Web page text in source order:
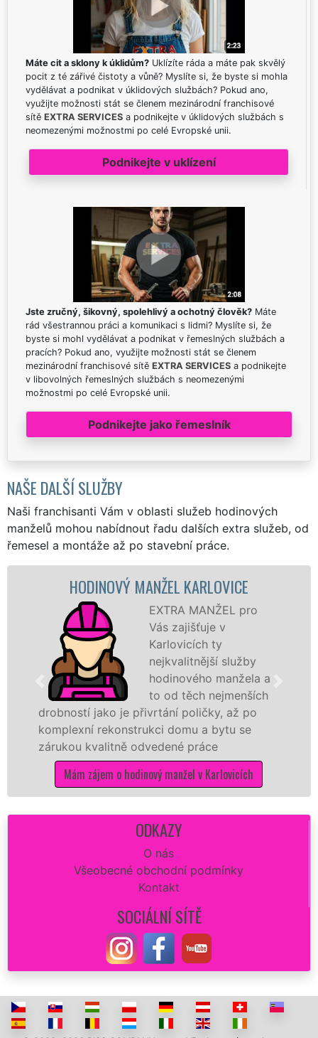
Máte cit a sklony k úklidům? Uklízíte ráda a máte pak skvělý
pocit z té zářivé čistoty a vůně? Myslíte si, že byste si mohla
vydělávat a podnikat v úklidových službách? Pokud ano,
využijte možnosti stát se členem mezinárodní franchisové
sítě EXTRA SERVICES a podnikejte v úklidových službách s
neomezenými možnostmi po celé Evropské unii.
Podnikejte v uklízení
Jste zručný, šikovný, spolehlivý a ochotný člověk? Máte
rád všestrannou práci a komunikaci s lidmi? Myslíte si, že
byste si mohl vydělávat a podnikat v řemeslných službách a
pracích? Pokud ano, využijte možnosti stát se členem
mezinárodní franchisové sítě EXTRA SERVICES a podnikejte
v libovolných řemeslných službách s neomezenými
možnostmi po celé Evropské unii.
Podnikejte jako řemeslník
NAŠE DALŠÍ SLUŽBY
Naši franchisanti Vám v oblasti služeb hodinových
manželů mohou nabídnout řadu dalších extra služeb, od
řemesel a montáže až po stavební práce.
HODINOVÝ MANŽEL KARLOVICE
EXTRA MANŽEL pro
Vás zajišťuje v
Karlovicích ty
nejkvalitnější služby
hodinového manžela a
to od těch nejmenších
jako je přivrtání poličky, až po
rekonstrukci domu a bytu se
kvalitně odvedené práce
zájem o hodinový manžel v Karlovicích
ODKAZY
O nás
Všeobecné obchodní podmínky
Kontakt
SOCIÁLNÍ SÍTĚ